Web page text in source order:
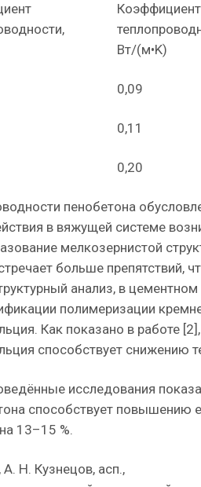
Коэффициент
Вт/(м•K)
0,09
0,11
0,20
пенобетона
в вяжущей системе
мелкозернистой
больше препятствий,
анализ, в
полимеризации
Как показано в работе
способствует снижению
исследования
способствует
13–15 %.
Н. Кузнецов, асп.,